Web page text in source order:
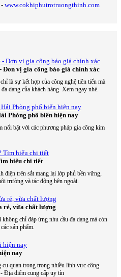
www.cokhiphutrotruongthinh.com
Đơn vị gia công báo giá chính xác
là sự kết hợp của công nghệ tiên tiến mà
dạng của khách hàng. Xem ngay nhé.
Phòng phổ biến hiện nay
nổi bật với các phương pháp gia công kim
hiểu chi tiết
điện trên sắt mang lại lớp phủ bền vững,
trường và tác động bên ngoài.
rẻ, vừa chất lượng
chỉ đáp ứng nhu cầu đa dạng mà còn
sản phẩm.
nay
quan trọng trong nhiều lĩnh vực công
Địa điểm cung cấp uy tín